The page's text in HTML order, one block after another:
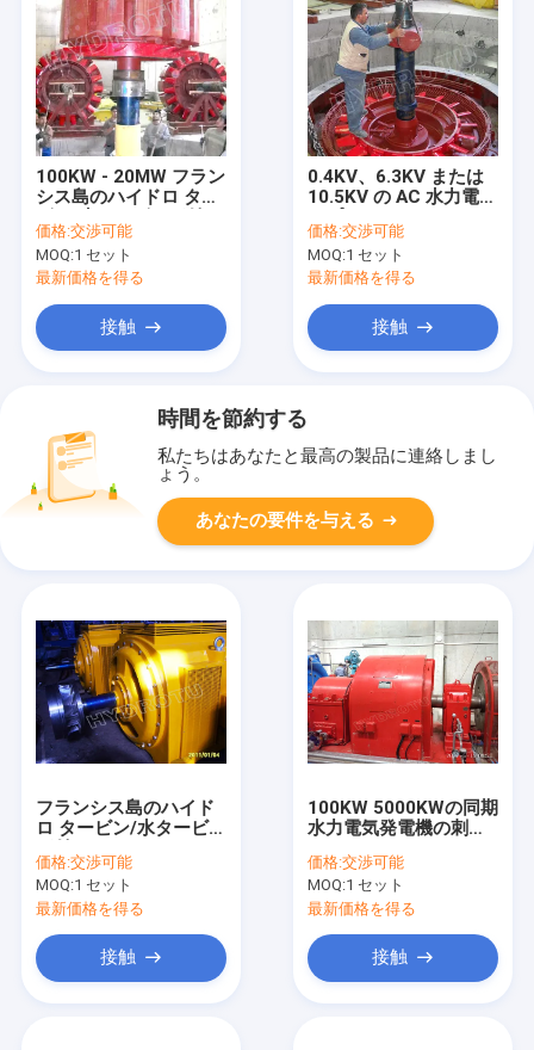
100KW - 20MW フラン
シス島のハイドロ ター
ている同期水力電気発
電機の刺激システム
価格:交渉可能
MOQ:1 セット
最新価格を得る
接触
0.4KV、6.3KV または
10.5KV の AC 水力電気
の三相同期水力電気発
電機の刺激システム
価格:交渉可能
MOQ:1 セット
最新価格を得る
接触
時間を節約する
私たちはあなたと最高の製品に連絡しまし
ょう。
あなたの要件を与える
フランシス島のハイド
ロ タービン/水タービン
発電機の刺激システム
価格:交渉可能
MOQ:1 セット
最新価格を得る
接触
100KW 5000KWの同期
水力電気発電機の刺激
価格:交渉可能
MOQ:1 セット
最新価格を得る
接触